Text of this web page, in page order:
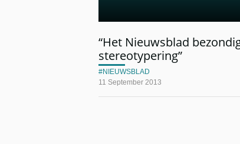
“Het Nieuwsblad
stereotypering”
11 September 2013
NIEUWSBLAD